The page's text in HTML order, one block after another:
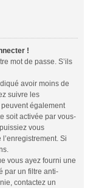
!
mot de passe. S’ils
avoir moins de
suivre les
également
soit activée par vous-
vous
Si
vous ayez fourni une
par un filtre anti-
contactez un